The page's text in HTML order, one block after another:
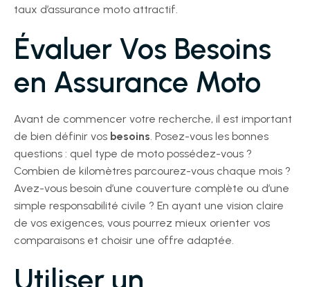
taux d’assurance moto attractif.
Évaluer Vos Besoins
en Assurance Moto
Avant de commencer votre recherche, il est important
de bien définir vos besoins. Posez-vous les bonnes
questions : quel type de moto possédez-vous ?
Combien de kilomètres parcourez-vous chaque mois ?
Avez-vous besoin d’une couverture complète ou d’une
simple responsabilité civile ? En ayant une vision claire
de vos exigences, vous pourrez mieux orienter vos
comparaisons et choisir une offre adaptée.
Utiliser un